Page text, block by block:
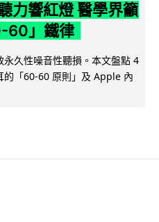
力響紅燈 醫學界籲
60」鐵律
久性噪音性聽損。本文盤點 4
的「60-60 原則」及 Apple 內